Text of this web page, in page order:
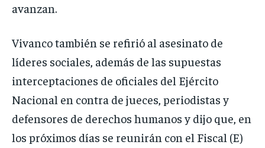
avanzan.
Vivanco también se refirió al asesinato de
líderes sociales, además de las supuestas
interceptaciones de oficiales del Ejército
Nacional en contra de jueces, periodistas y
defensores de derechos humanos y dijo que, en
los próximos días se reunirán con el Fiscal (E)